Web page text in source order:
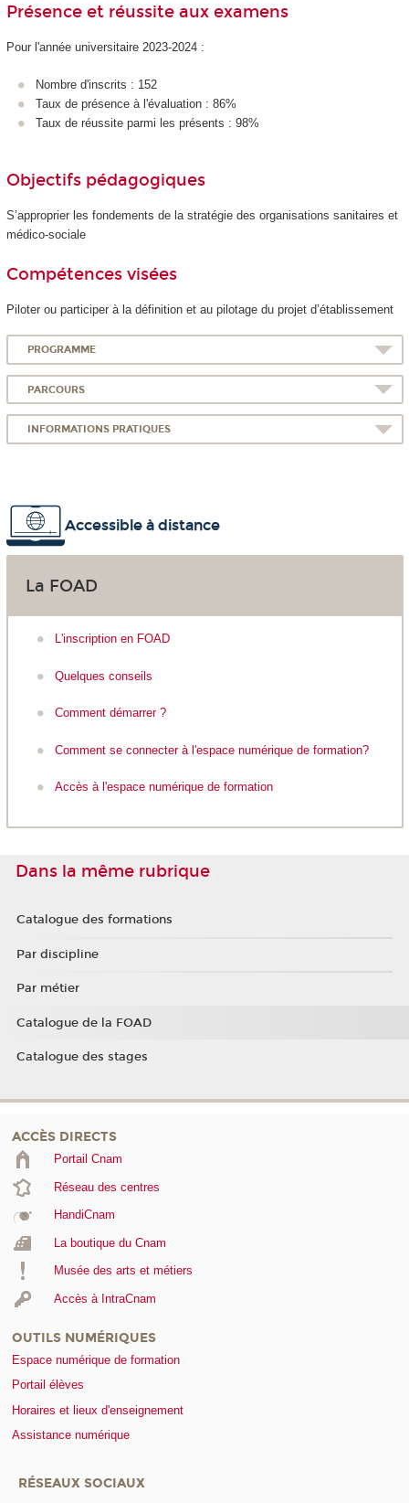
Présence et réussite aux examens
Pour l'année universitaire 2023-2024 :
Nombre d'inscrits : 152
Taux de présence à l'évaluation : 86%
Taux de réussite parmi les présents : 98%
Objectifs pédagogiques
S’approprier les fondements de la stratégie des organisations sanitaires et
médico-sociale
Compétences visées
Piloter ou participer à la définition et au pilotage du projet d’établissement
PROGRAMME
PARCOURS
INFORMATIONS PRATIQUES
Accessible à distance
La FOAD
L'inscription en FOAD
Quelques conseils
Comment démarrer ?
Comment se connecter à l'espace numérique de formation?
Accès à l'espace numérique de formation
Dans la même rubrique
Catalogue des formations
Par discipline
Par métier
Catalogue de la FOAD
Catalogue des stages
ACCÈS DIRECTS
Portail Cnam
Réseau des centres
HandiCnam
La boutique du Cnam
Musée des arts et métiers
Accès à IntraCnam
OUTILS NUMÉRIQUES
Espace numérique de formation
Portail élèves
Horaires et lieux d'enseignement
Assistance numérique
RÉSEAUX SOCIAUX